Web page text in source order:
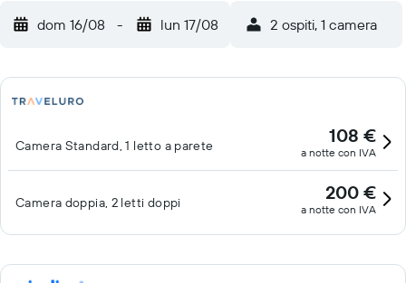
dom 16/08 - lun 17/08 2 ospiti, 1 camera
Camera Standard, 1 letto a parete 108 €
a notte con IVA
Camera doppia, 2 letti doppi 200 €
a notte con IVA